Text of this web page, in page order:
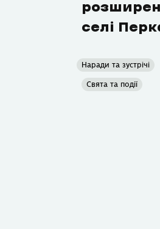
селі
Наради та зустрічі
Свята та події